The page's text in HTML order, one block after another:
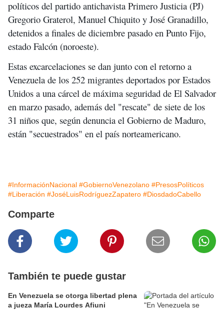
políticos del partido antichavista Primero Justicia (PJ)
Gregorio Graterol, Manuel Chiquito y José Granadillo,
detenidos a finales de diciembre pasado en Punto Fijo,
estado Falcón (noroeste).
Estas excarcelaciones se dan junto con el retorno a
Venezuela de los 252 migrantes deportados por Estados
Unidos a una cárcel de máxima seguridad de El Salvador
en marzo pasado, además del "rescate" de siete de los
31 niños que, según denuncia el Gobierno de Maduro,
están "secuestrados" en el país norteamericano.
#InformaciónNacional #GobiernoVenezolano #PresosPolíticos
#Liberación #JoséLuisRodríguezZapatero #DiosdadoCabello
Comparte
También te puede gustar
En Venezuela se otorga libertad plena
a jueza María Lourdes Afiuni